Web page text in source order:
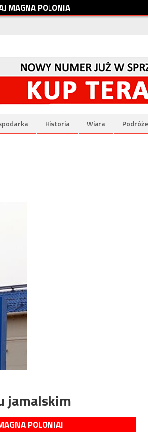
JMAGNAPOLONIA
Historia Wiara Podróże
jamalskim
POLONIA!